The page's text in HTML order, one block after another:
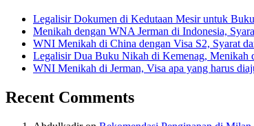
Legalisir Dokumen di Kedutaan Mesir untuk
Menikah dengan WNA Jerman di Indonesia,
WNI Menikah di China dengan Visa S2, Syarat
Legalisir Dua Buku Nikah di Kemenag, Menikah
WNI Menikah di Jerman, Visa apa yang harus
Recent Comments